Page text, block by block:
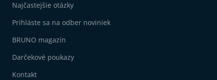
Najčastejšie otázky
Prihláste sa na odber noviniek
BRUNO magazín
Darčekové poukazy
Kontakt